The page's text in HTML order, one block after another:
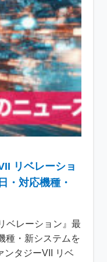
リベレーショ
・対応機種・
ベレーション』最
種・新システムを
ンタジーVII リベ